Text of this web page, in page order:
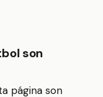
son
página son